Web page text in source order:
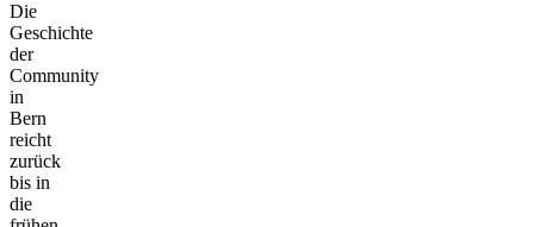
Die
Geschichte
der
Community
in
Bern
reicht
zurück
bis in
die